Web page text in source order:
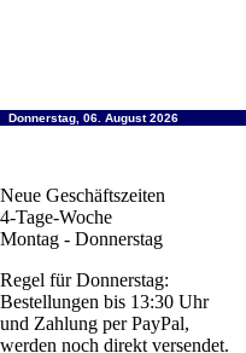
Donnerstag, 06. August 2026
Neue Geschäftszeiten
4-Tage-Woche
Montag - Donnerstag
Regel für Donnerstag:
Bestellungen bis 13:30 Uhr
und Zahlung per PayPal,
werden noch direkt versendet.